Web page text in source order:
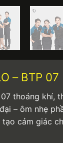
– BTP 07
thoáng khí,
– ôm nhẹ
cảm giác